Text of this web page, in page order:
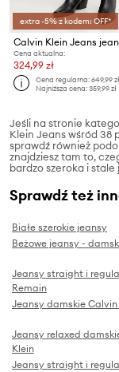
extra -5% z kodem: OFF*
Calvin Klein Jeans
Cena aktualna:
324,99 zł
Cena regularna:649,99 zł
Najniższa cena:359,99 zł
Jeśli na stronie
Klein Jeans wśród 38
sprawdź również
znajdziesz tam to,
bardzo szeroka i
Sprawdź też
Białe szerokie jeansy
Beżowe jeansy -
Jeansy straight i
Remain
Jeansy damskie Calvin
Jeansy relaxed
Klein
Jeansy straight i